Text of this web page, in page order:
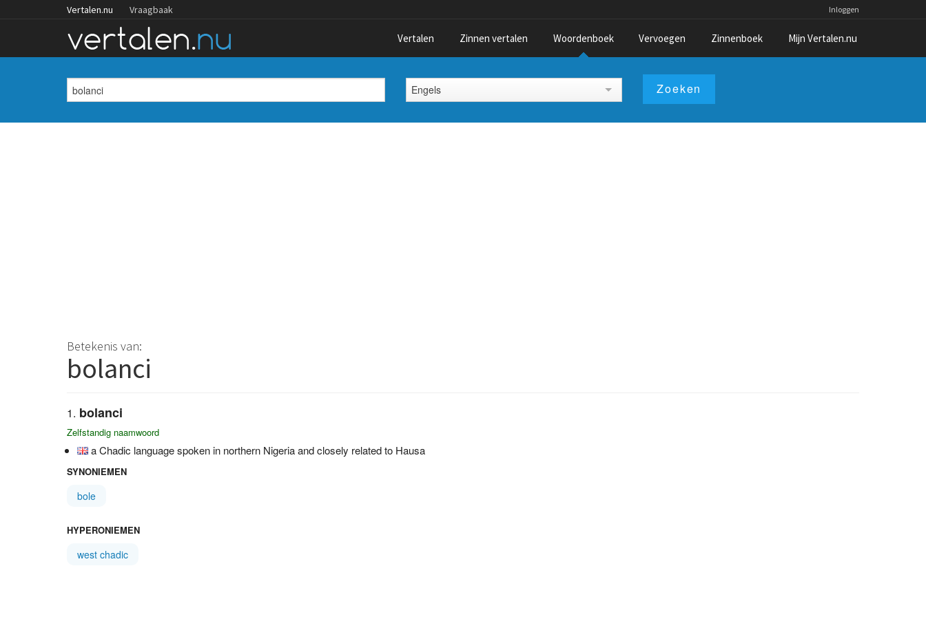
Vertalen.nu Vraagbaak Inloggen
Vertalen Zinnen vertalen Woordenboek Vervoegen Zinnenboek Mijn Vertalen.nu
Engels
Betekenis van:
bolanci
bolanci
Zelfstandig naamwoord
a Chadic language spoken in northern Nigeria and closely related to Hausa
SYNONIEMEN
bole
HYPERONIEMEN
west chadic